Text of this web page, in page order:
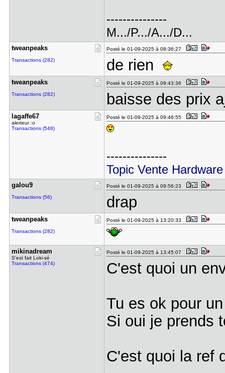
---------------
M.../P.../A.../D...
tweanpeaks
Transactions (282)
Posté le 01-09-2025 à 08:36:27
de rien
tweanpeaks
Transactions (282)
Posté le 01-09-2025 à 09:43:36
baisse des prix
lagaffe67
alerteur :o
Transactions (548)
Posté le 01-09-2025 à 09:46:55
---------------
Topic Vente Hardware
galou9
Transactions (56)
Posté le 01-09-2025 à 09:56:23
drap
tweanpeaks
Transactions (282)
Posté le 01-09-2025 à 13:20:33
mikinadrea​m
S'est fait Loki-sé
Transactions (474)
Posté le 01-09-2025 à 13:45:07
C'est quoi un
Tu es ok pour
Si oui je prends
C'est quoi la ref